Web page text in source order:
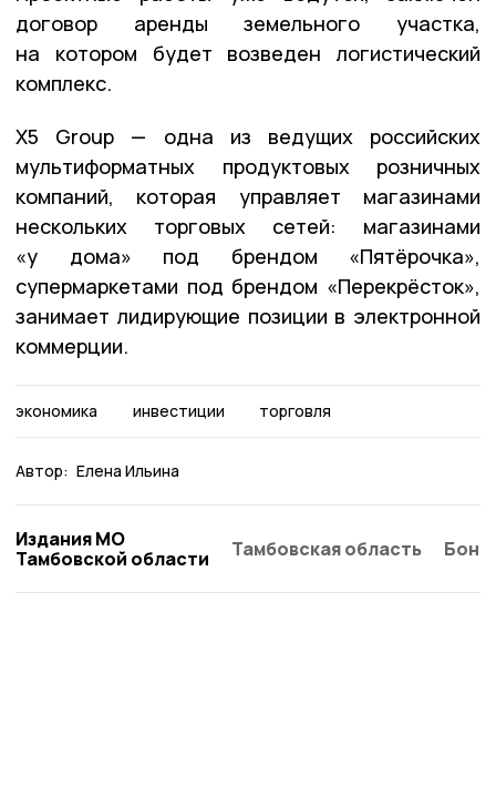
договор аренды земельного участка,
на котором будет возведен логистический
комплекс.
X5 Group — одна из ведущих российских
мультиформатных продуктовых розничных
компаний, которая управляет магазинами
нескольких торговых сетей: магазинами
«у дома» под брендом «Пятёрочка»,
супермаркетами под брендом «Перекрёсток»,
занимает лидирующие позиции в электронной
коммерции.
экономика инвестиции торговля
Автор: Елена Ильина
Издания МО
Тамбовской области
Тамбовская область